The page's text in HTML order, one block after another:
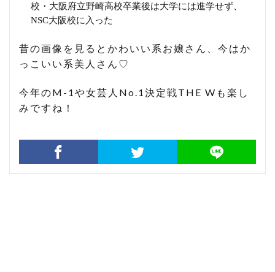
校・大阪府立野崎高校卒業後は大学には進学せず、
NSC大阪校に入った
昔の画像を見るとかわいい系お嬢さん、今はか
っこいい系美人さん♡
今年のM-1や女芸人No.1決定戦THE Wも楽し
みですね！